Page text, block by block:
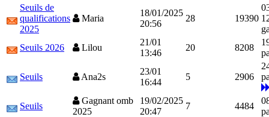
Seuils de
qualifications
2025
Maria
18/01/2025
20:56
28 19390
Seuils 2026
Lilou
21/01
13:46
20 8208
Seuils Ana2s
23/01
16:44
5 2906
Seuils
Gagnant omb
2025
19/02/2025
20:47
7 4484